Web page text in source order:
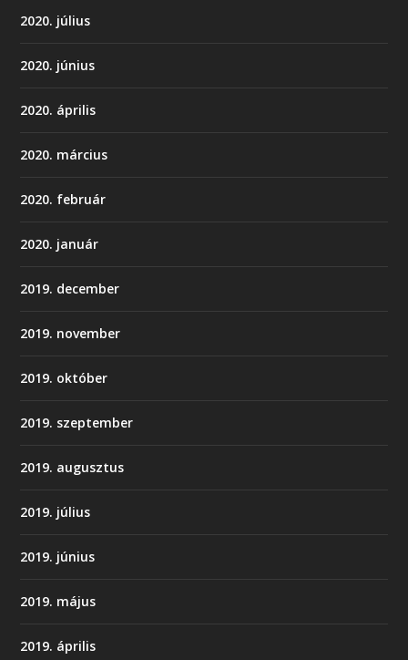
2020. július
2020. június
2020. április
2020. március
2020. február
2020. január
2019. december
2019. november
2019. október
2019. szeptember
2019. augusztus
2019. július
2019. június
2019. május
2019. április